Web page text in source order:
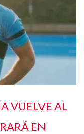
VUELVE AL
EN